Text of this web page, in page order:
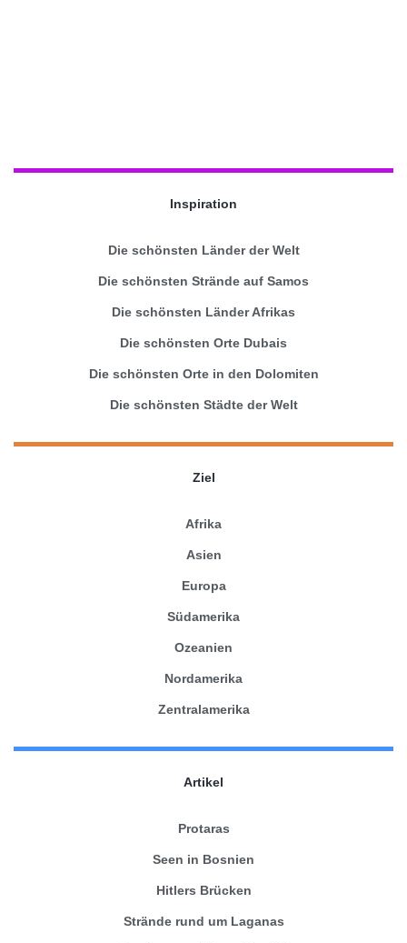
Inspiration
Die schönsten Länder der Welt
Die schönsten Strände auf Samos
Die schönsten Länder Afrikas
Die schönsten Orte Dubais
Die schönsten Orte in den Dolomiten
Die schönsten Städte der Welt
Ziel
Afrika
Asien
Europa
Südamerika
Ozeanien
Nordamerika
Zentralamerika
Artikel
Protaras
Seen in Bosnien
Hitlers Brücken
Strände rund um Laganas